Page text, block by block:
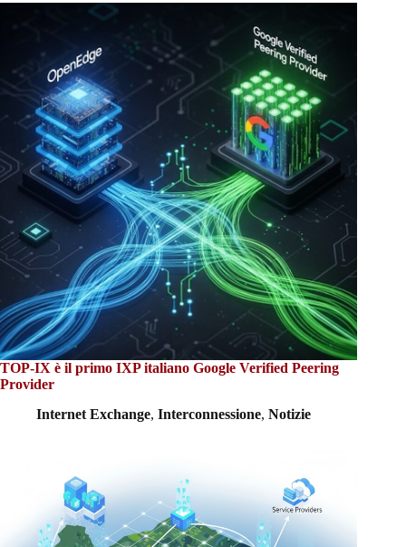
TOP-IX è il primo IXP italiano Google Verified Peering
Provider
Internet Exchange, Interconnessione, Notizie